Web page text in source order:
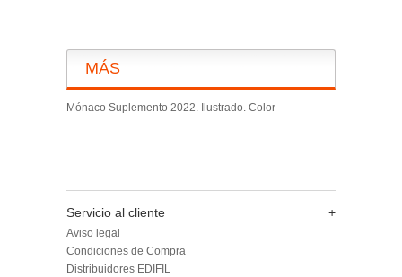
MÁS
Mónaco Suplemento 2022. Ilustrado. Color
Servicio al cliente +
Aviso legal
Condiciones de Compra
Distribuidores EDIFIL